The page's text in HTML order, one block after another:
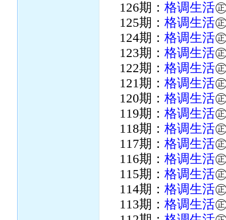
126期：格调生活
125期：格调生活
124期：格调生活
123期：格调生活
122期：格调生活
121期：格调生活
120期：格调生活
119期：格调生活
118期：格调生活
117期：格调生活
116期：格调生活
115期：格调生活
114期：格调生活
113期：格调生活